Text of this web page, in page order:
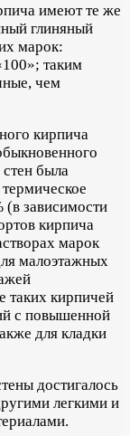
имеют те же
глиняный
марок:
таким
чем
кирпича
была
зависимости
кирпича
марок
малоэтажных
таких кирпичей
с повышенной
для кладки
достигалось
легкими и